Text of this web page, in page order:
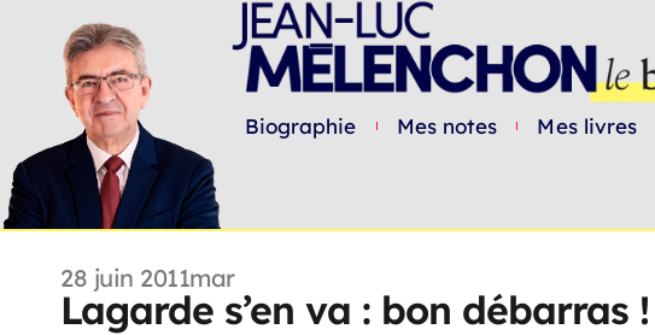
Biographie Mes notes Mes livres
28 juin 2011mar
Lagarde s’en va : bon débarras !